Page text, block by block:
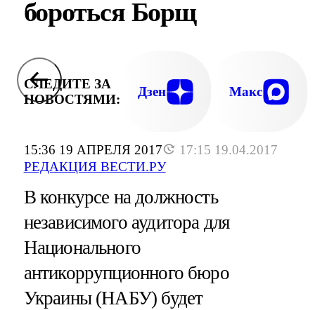
15:36 19 АПРЕЛЯ 2017
17:15 19.04.2017
РЕДАКЦИЯ ВЕСТИ.РУ
бороться Борщ
СЛЕДИТЕ ЗА
НОВОСТЯМИ:
Дзен Макс
В конкурсе на должность
независимого аудитора для
Национального
антикоррупционного бюро
Украины (НАБУ) будет